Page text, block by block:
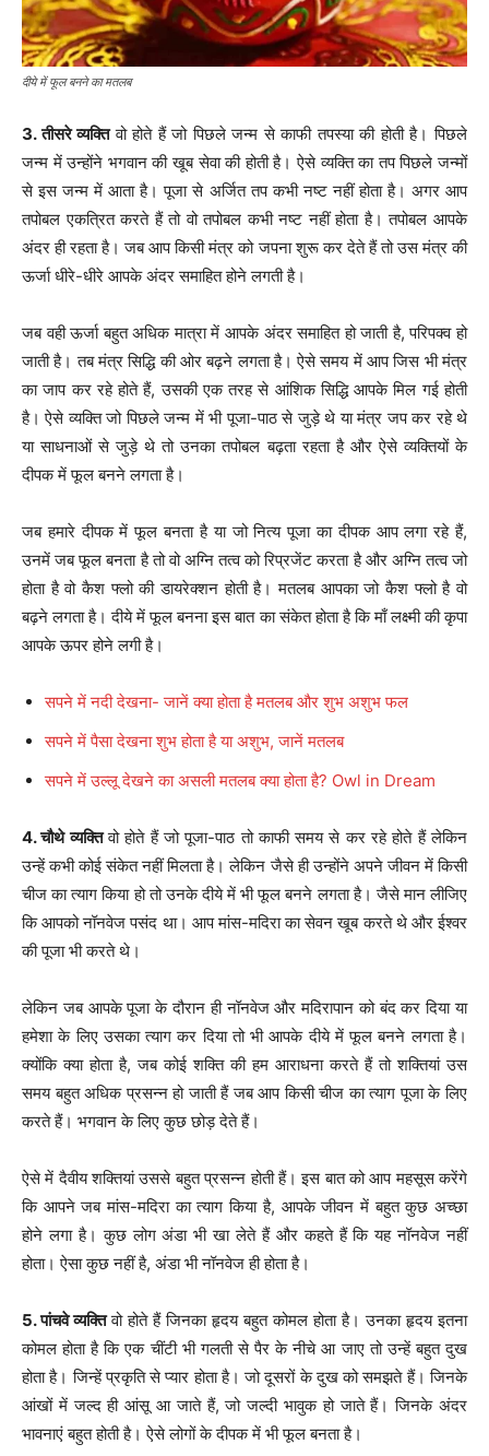
दीये में फूल बनने का मतलब
3. तीसरे व्यक्तिवो होते हैं जो पिछले जन्म से काफी तपस्या की होती है। पिछले
जन्म में उन्होंने भगवान की खूब सेवा की होती है। ऐसे व्यक्ति का तप पिछले जन्मों
से इस जन्म में आता है। पूजा से अर्जित तप कभी नष्ट नहीं होता है। अगर आप
तपोबल एकत्रित करते हैं तो वो तपोबल कभी नष्ट नहीं होता है। तपोबल आपके
अंदर ही रहता है। जब आप किसी मंत्र को जपना शुरू कर देते हैं तो उस मंत्र की
ऊर्जा धीरे-धीरे आपके अंदर समाहित होने लगती है।
जब वही ऊर्जा बहुत अधिक मात्रा में आपके अंदर समाहित हो जाती है, परिपक्व हो
जाती है। तब मंत्र सिद्धि की ओर बढ़ने लगता है। ऐसे समय में आप जिस भी मंत्र
का जाप कर रहे होते हैं, उसकी एक तरह से आंशिक सिद्धि आपके मिल गई होती
है। ऐसे व्यक्ति जो पिछले जन्म में भी पूजा-पाठ से जुड़े थे या मंत्र जप कर रहे थे
या साधनाओं से जुड़े थे तो उनका तपोबल बढ़ता रहता है और ऐसे व्यक्तियों के
दीपक में फूल बनने लगता है।
जब हमारे दीपक में फूल बनता है या जो नित्य पूजा का दीपक आप लगा रहे हैं,
उनमें जब फूल बनता है तो वो अग्नि तत्व को रिप्रजेंट करता है और अग्नि तत्व जो
होता है वो कैश फ्लो की डायरेक्शन होती है। मतलब आपका जो कैश फ्लो है वो
बढ़ने लगता है। दीये में फूल बनना इस बात का संकेत होता है कि माँ लक्ष्मी की कृपा
आपके ऊपर होने लगी है।
सपने में नदी देखना- जानें क्या होता है मतलब और शुभ अशुभ फल
सपने में पैसा देखना शुभ होता है या अशुभ, जानें मतलब
सपने में उल्लू देखने का असली मतलब क्या होता है? Owl in Dream
4. चौथे व्यक्तिवो होते हैं जो पूजा-पाठ तो काफी समय से कर रहे होते हैं लेकिन
उन्हें कभी कोई संकेत नहीं मिलता है। लेकिन जैसे ही उन्होंने अपने जीवन में किसी
चीज का त्याग किया हो तो उनके दीये में भी फूल बनने लगता है। जैसे मान लीजिए
कि आपको नॉनवेज पसंद था। आप मांस-मदिरा का सेवन खूब करते थे और ईश्वर
की पूजा भी करते थे।
लेकिन जब आपके पूजा के दौरान ही नॉनवेज और मदिरापान को बंद कर दिया या
हमेशा के लिए उसका त्याग कर दिया तो भी आपके दीये में फूल बनने लगता है।
क्योंकि क्या होता है, जब कोई शक्ति की हम आराधना करते हैं तो शक्तियां उस
समय बहुत अधिक प्रसन्न हो जाती हैं जब आप किसी चीज का त्याग पूजा के लिए
करते हैं। भगवान के लिए कुछ छोड़ देते हैं।
ऐसे में दैवीय शक्तियां उससे बहुत प्रसन्न होती हैं। इस बात को आप महसूस करेंगे
कि आपने जब मांस-मदिरा का त्याग किया है, आपके जीवन में बहुत कुछ अच्छा
होने लगा है। कुछ लोग अंडा भी खा लेते हैं और कहते हैं कि यह नॉनवेज नहीं
होता। ऐसा कुछ नहीं है, अंडा भी नॉनवेज ही होता है।
5. पांचवे व्यक्तिवो होते हैं जिनका हृदय बहुत कोमल होता है। उनका हृदय इतना
कोमल होता है कि एक चींटी भी गलती से पैर के नीचे आ जाए तो उन्हें बहुत दुख
होता है। जिन्हें प्रकृति से प्यार होता है। जो दूसरों के दुख को समझते हैं। जिनके
आंखों में जल्द ही आंसू आ जाते हैं, जो जल्दी भावुक हो जाते हैं। जिनके अंदर
भावनाएं बहुत होती है। ऐसे लोगों के दीपक में भी फूल बनता है।